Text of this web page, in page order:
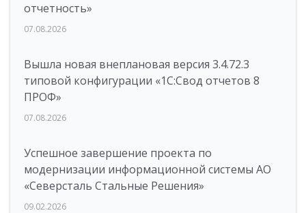
отчетность»
07.08.2026
Вышла новая внеплановая версия 3.4.72.3
типовой конфигурации «1C:Свод отчетов 8
ПРОФ»
07.08.2026
Успешное завершение проекта по
модернизации информационной системы АО
«Северсталь Стальные Решения»
09.02.2026